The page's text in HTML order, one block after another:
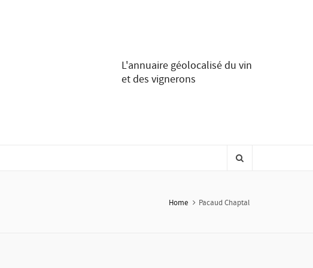
L'annuaire géolocalisé du vin
et des vignerons
Home Pacaud Chaptal